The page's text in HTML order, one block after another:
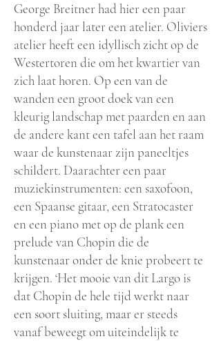
George Breitner had hier een paar
honderd jaar later een atelier. Oliviers
atelier heeft een idyllisch zicht op de
Westertoren die om het kwartier van
zich laat horen. Op een van de
wanden een groot doek van een
kleurig landschap met paarden en aan
de andere kant een tafel aan het raam
waar de kunstenaar zijn paneeltjes
schildert. Daarachter een paar
muziekinstrumenten: een saxofoon,
een Spaanse gitaar, een Stratocaster
en een piano met op de plank een
prelude van Chopin die de
kunstenaar onder de knie probeert te
krijgen. ‘Het mooie van dit Largo is
dat Chopin de hele tijd werkt naar
een soort sluiting, maar er steeds
vanaf beweegt om uiteindelijk te